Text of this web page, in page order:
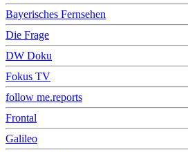
Bayerisches Fernsehen
Die Frage
DW Doku
Fokus TV
follow me.reports
Frontal
Galileo